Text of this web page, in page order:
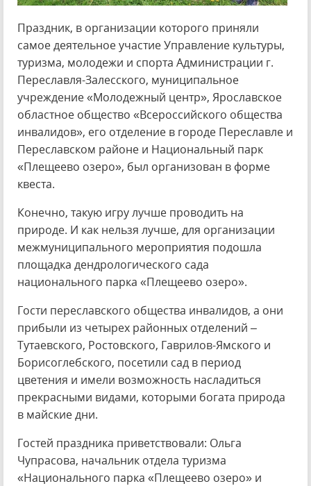
Праздник, в организации которого приняли
самое деятельное участие Управление культуры,
туризма, молодежи и спорта Администрации г.
Переславля-Залесского, муниципальное
учреждение «Молодежный центр», Ярославское
областное общество «Всероссийского общества
инвалидов», его отделение в городе Переславле и
Переславском районе и Национальный парк
«Плещеево озеро», был организован в форме
квеста.
Конечно, такую игру лучше проводить на
природе. И как нельзя лучше, для организации
межмуниципального мероприятия подошла
площадка дендрологического сада
национального парка «Плещеево озеро».
Гости переславского общества инвалидов, а они
прибыли из четырех районных отделений –
Тутаевского, Ростовского, Гаврилов-Ямского и
Борисоглебского, посетили сад в период
цветения и имели возможность насладиться
прекрасными видами, которыми богата природа
в майские дни.
Гостей праздника приветствовали: Ольга
Чупрасова, начальник отдела туризма
«Национального парка «Плещеево озеро» и